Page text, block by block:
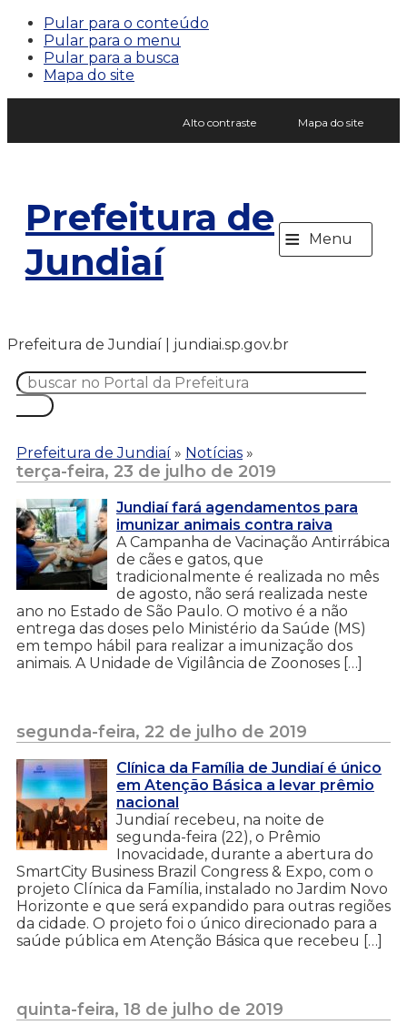
Pular para o conteúdo
Pular para o menu
Pular para a busca
Mapa do site
Alto contraste Mapa do site
Prefeitura de
Jundiaí
≡ Menu
Prefeitura de Jundiaí | jundiai.sp.gov.br
Prefeitura de Jundiaí » Notícias »
terça-feira, 23 de julho de 2019
Jundiaí fará agendamentos para
imunizar animais contra raiva
A Campanha de Vacinação Antirrábica
de cães e gatos, que
tradicionalmente é realizada no mês
de agosto, não será realizada neste
ano no Estado de São Paulo. O motivo é a não
entrega das doses pelo Ministério da Saúde (MS)
em tempo hábil para realizar a imunização dos
animais. A Unidade de Vigilância de Zoonoses […]
segunda-feira, 22 de julho de 2019
Clínica da Família de Jundiaí é único
em Atenção Básica a levar prêmio
nacional
Jundiaí recebeu, na noite de
segunda-feira (22), o Prêmio
Inovacidade, durante a abertura do
SmartCity Business Brazil Congress & Expo, com o
projeto Clínica da Família, instalado no Jardim Novo
Horizonte e que será expandido para outras regiões
da cidade. O projeto foi o único direcionado para a
saúde pública em Atenção Básica que recebeu […]
quinta-feira, 18 de julho de 2019